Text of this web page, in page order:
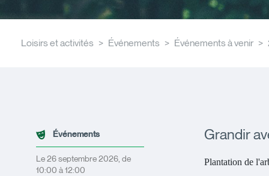
Loisirs et activités Événements Événements à venir
Événements
Le 26 septembre 2026, de
10:00 à 12:00
Grandir
Plantation de